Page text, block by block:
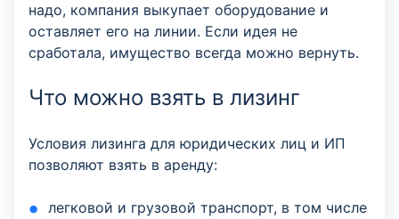
надо, компания выкупает оборудование и
оставляет его на линии. Если идея не
сработала, имущество всегда можно вернуть.
Что можно взять в лизинг
Условия лизинга для юридических лиц и ИП
позволяют взять в аренду:
легковой и грузовой транспорт, в том числе